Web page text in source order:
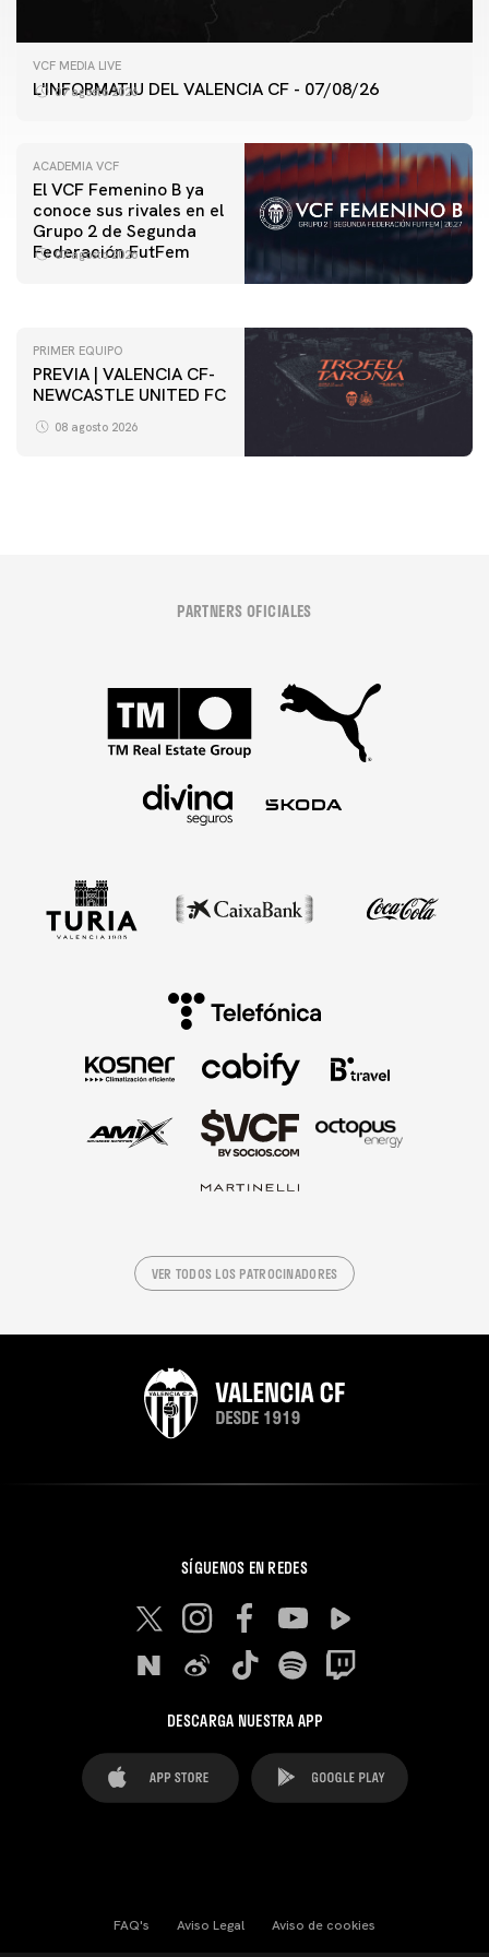
VCF MEDIA LIVE
L'INFORMATIU DEL VALENCIA CF - 07/08/26
07 agosto 2026
ACADEMIA VCF
El VCF Femenino B ya
conoce sus rivales en el
Grupo 2 de Segunda
Federación FutFem
07 agosto 2026
PRIMER EQUIPO
ENTRENAMIENTO DEL VALENCIA CF 7/8/2026
PRIMER EQUIPO
PREVIA | VALENCIA CF-
NEWCASTLE UNITED FC
08 agosto 2026
PARTNERS OFICIALES
VER TODOS LOS PATROCINADORES
SÍGUENOS EN REDES
DESCARGA NUESTRA APP
FAQ's Aviso Legal Aviso de cookies